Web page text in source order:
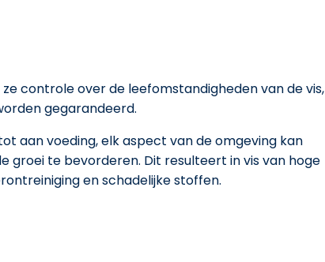
controle over de leefomstandigheden van de vis,
gegarandeerd.
aan voeding, elk aspect van de omgeving kan
groei te bevorderen. Dit resulteert in vis van hoge
en schadelijke stoffen.